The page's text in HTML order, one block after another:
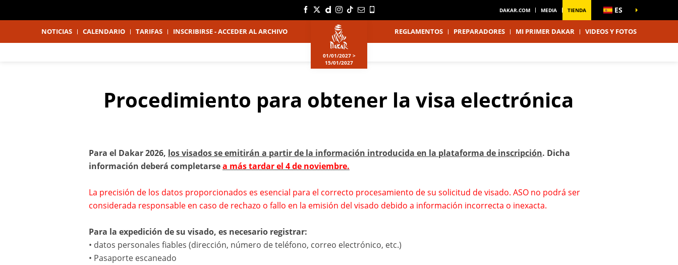
DAKAR.COM MEDIA TIENDA ES
NOTICIAS CALENDARIO TARIFAS INSCRIBIRSE - ACCEDER AL ARCHIVO
01/01/2027 >
15/01/2027
REGLAMENTOS PREPARADORES MI PRIMER DAKAR VIDEOS Y FOTOS
Procedimiento para obtener la visa electrónica
Para el Dakar 2026, los visados se emitirán a partir de la información introducida en la plataforma de inscripción. Dicha
información deberá completarsea más tardar el 4 de noviembre.
La precisión de los datos proporcionados es esencial para el correcto procesamiento de su solicitud de visado. ASO no podrá ser
considerada responsable en caso de rechazo o fallo en la emisión del visado debido a información incorrecta o inexacta.
Para la expedición de su visado, es necesario registrar:
• datos personales fiables (dirección, número de teléfono, correo electrónico, etc.)
• Pasaporte escaneado